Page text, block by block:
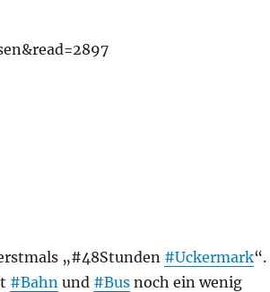
„#48Stunden #Uckermark“.
#Bahnund #Busnoch ein wenig